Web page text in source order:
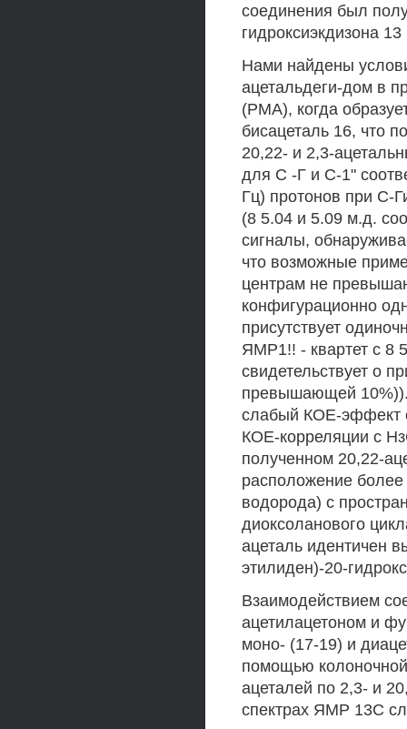
соединения был
гидроксиэкдизона
Нами найдены
ацетальдеги-дом в
(РМА), когда
бисацеталь 16, что
20,22- и 2,3-
для С -Г и С-1"
Гц) протонов при С-
(8 5.04 и 5.09 м.д.
сигналы,
что возможные
центрам не
конфигурационно
присутствует
ЯМР1!! - квартет с 8
свидетельствует о
превышающей
слабый КОЕ-эффект
КОЕ-корреляции с
полученном 20,22-
расположение
водорода) с
диоксоланового
ацеталь идентичен
этилиден)-20-
Взаимодействием
ацетилацетоном и
моно- (17-19) и
помощью
ацеталей по 2,3- и
спектрах ЯМР 13С